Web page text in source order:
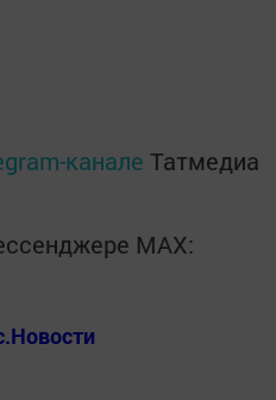
канале Татмедиа
MАХ: